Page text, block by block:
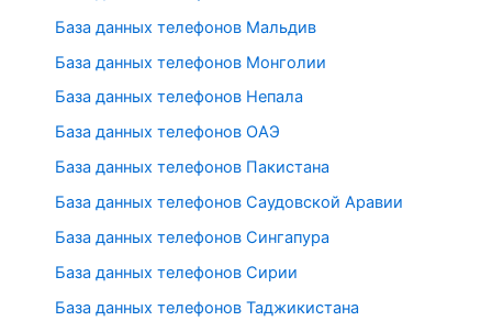
База данных телефонов Мальдив
База данных телефонов Монголии
База данных телефонов Непала
База данных телефонов ОАЭ
База данных телефонов Пакистана
База данных телефонов Саудовской Аравии
База данных телефонов Сингапура
База данных телефонов Сирии
База данных телефонов Таджикистана